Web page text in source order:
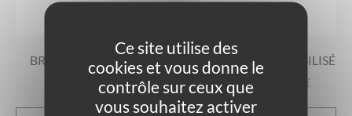
BRACELET BRONZITE
A partir de 9,00€
BRACELET BOIS FOSSILISÉ
A partir de
€
Ce site utilise des
cookies et vous donne le
contrôle sur ceux que
vous souhaitez activer